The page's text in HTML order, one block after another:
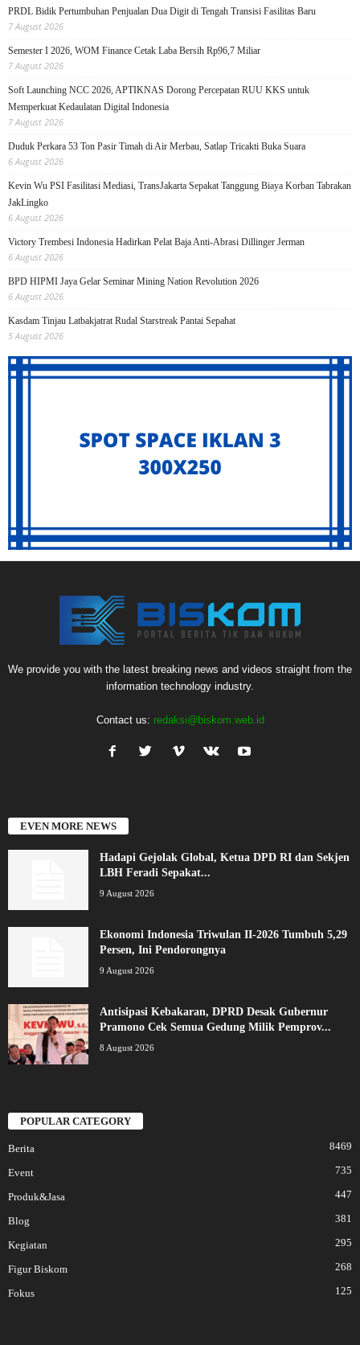
PRDL Bidik Pertumbuhan Penjualan Dua Digit di Tengah Transisi Fasilitas Baru
7 August 2026
Semester I 2026, WOM Finance Cetak Laba Bersih Rp96,7 Miliar
7 August 2026
Soft Launching NCC 2026, APTIKNAS Dorong Percepatan RUU KKS untuk
Memperkuat Kedaulatan Digital Indonesia
7 August 2026
Duduk Perkara 53 Ton Pasir Timah di Air Merbau, Satlap Tricakti Buka Suara
6 August 2026
Kevin Wu PSI Fasilitasi Mediasi, TransJakarta Sepakat Tanggung Biaya Korban Tabrakan
JakLingko
6 August 2026
Victory Trembesi Indonesia Hadirkan Pelat Baja Anti-Abrasi Dillinger Jerman
6 August 2026
BPD HIPMI Jaya Gelar Seminar Mining Nation Revolution 2026
6 August 2026
Kasdam Tinjau Latbakjatrat Rudal Starstreak Pantai Sepahat
5 August 2026
We provide you with the latest breaking news and videos straight from the
information technology industry.
Contact us: redaksi@biskom.web.id
EVEN MORE NEWS
Hadapi Gejolak Global, Ketua DPD RI dan Sekjen
LBH Feradi Sepakat...
9 August 2026
Ekonomi Indonesia Triwulan II-2026 Tumbuh 5,29
Persen, Ini Pendorongnya
9 August 2026
Antisipasi Kebakaran, DPRD Desak Gubernur
Pramono Cek Semua Gedung Milik Pemprov...
8 August 2026
POPULAR CATEGORY
Berita 8469
Event 735
Produk&Jasa 447
Blog 381
Kegiatan 295
Figur Biskom 268
Fokus 125